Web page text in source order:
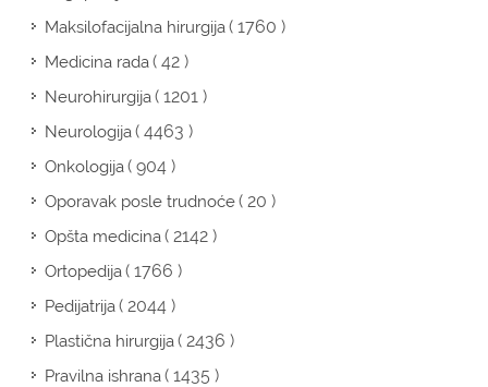
Maksilofacijalna hirurgija( 1760 )
Medicina rada( 42 )
Neurohirurgija( 1201 )
Neurologija( 4463 )
Onkologija( 904 )
Oporavak posle trudnoće( 20 )
Opšta medicina( 2142 )
Ortopedija( 1766 )
Pedijatrija( 2044 )
Plastična hirurgija( 2436 )
Pravilna ishrana( 1435 )